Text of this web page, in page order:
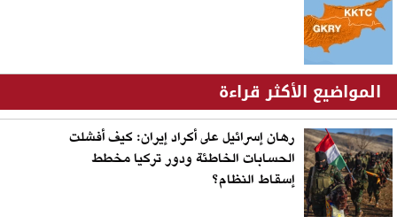
المواضيع الأكثر قراءة
رهان إسرائيل على أكراد إيران: كيف أفشلت
الحسابات الخاطئة ودور تركيا مخطط
إسقاط النظام؟